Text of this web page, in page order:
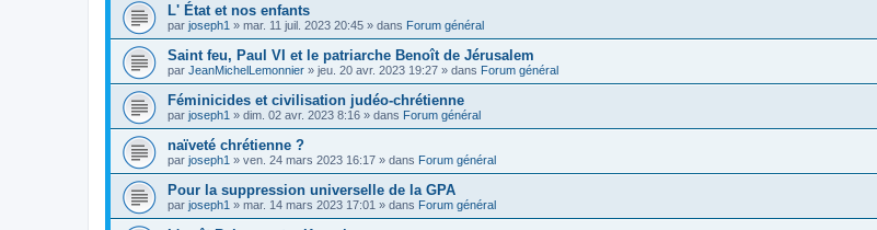
L' État et nos enfants
par joseph1 » mar. 11 juil. 2023 20:45 » dans Forum général
Saint feu, Paul VI et le patriarche Benoît de Jérusalem
par JeanMichelLemonnier » jeu. 20 avr. 2023 19:27 » dans Forum général
Féminicides et civilisation judéo-chrétienne
par joseph1 » dim. 02 avr. 2023 8:16 » dans Forum général
naïveté chrétienne ?
par joseph1 » ven. 24 mars 2023 16:17 » dans Forum général
Pour la suppression universelle de la GPA
par joseph1 » mar. 14 mars 2023 17:01 » dans Forum général